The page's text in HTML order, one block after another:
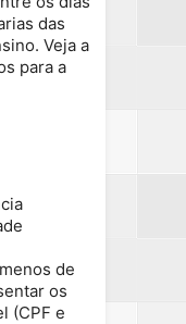
das
Veja a
para a
de
os
(CPF e